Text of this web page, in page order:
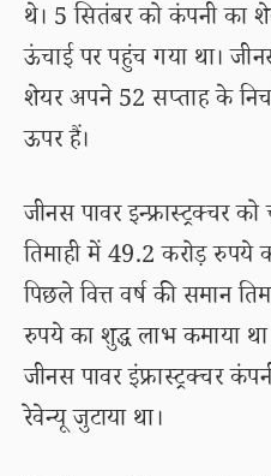
थे। 5 सितंबर को कंपनी का
ऊंचाई पर पहुंच गया था।
शेयर अपने 52 सप्ताह के
ऊपर हैं।
जीनस पावर इन्फ्रास्ट्रक्चर
तिमाही में 49.2 करोड़
पिछले वित्त वर्ष की समान
रुपये का शुद्ध लाभ कमाया
जीनस पावर इंफ्रास्ट्रक्चर
रेवेन्यू जुटाया था।